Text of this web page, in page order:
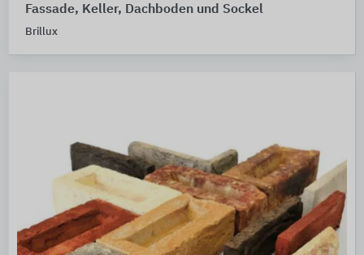
Fassade, Keller, Dachboden und Sockel
Brillux